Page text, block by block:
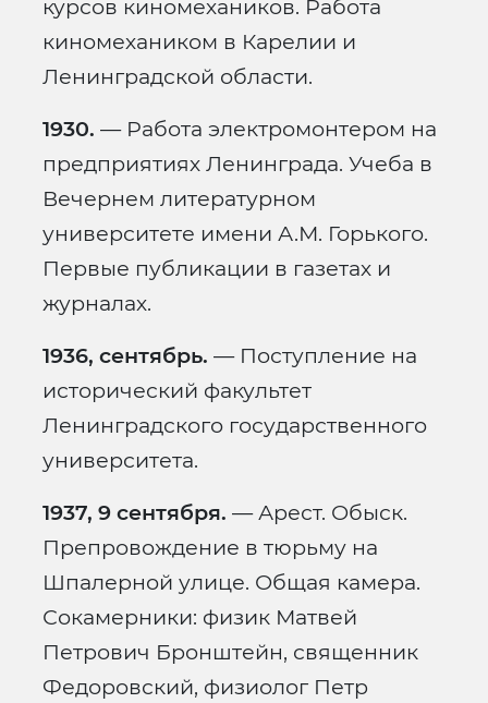
курсов киномехаников. Работа
киномехаником в Карелии и
Ленинградской области.
1930. — Работа электромонтером на
предприятиях Ленинграда. Учеба в
Вечернем литературном
университете имени А.М. Горького.
Первые публикации в газетах и
журналах.
1936, сентябрь. — Поступление на
исторический факультет
Ленинградского государственного
университета.
1937, 9 сентября. — Арест. Обыск.
Препровождение в тюрьму на
Шпалерной улице. Общая камера.
Сокамерники: физик Матвей
Петрович Бронштейн, священник
Федоровский, физиолог Петр